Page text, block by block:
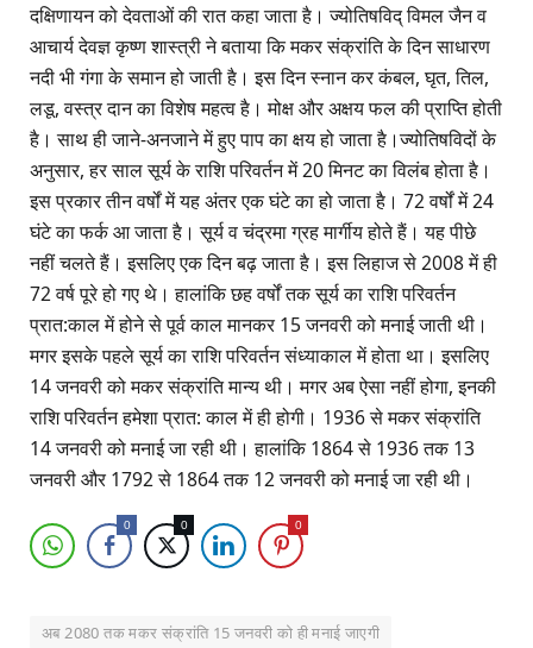
दक्षिणायन को देवताओं की रात कहा जाता है। ज्योतिषविद् विमल जैन व
आचार्य देवज्ञ कृष्ण शास्त्री ने बताया कि मकर संक्रांति के दिन साधारण
नदी भी गंगा के समान हो जाती है। इस दिन स्नान कर कंबल, घृत, तिल,
लडू, वस्त्र दान का विशेष महत्व है। मोक्ष और अक्षय फल की प्राप्ति होती
है। साथ ही जाने-अनजाने में हुए पाप का क्षय हो जाता है।ज्योतिषविदों के
अनुसार, हर साल सूर्य के राशि परिवर्तन में 20 मिनट का विलंब होता है।
इस प्रकार तीन वर्षों में यह अंतर एक घंटे का हो जाता है। 72 वर्षों में 24
घंटे का फर्क आ जाता है। सूर्य व चंद्रमा ग्रह मार्गीय होते हैं। यह पीछे
नहीं चलते हैं। इसलिए एक दिन बढ़ जाता है। इस लिहाज से 2008 में ही
72 वर्ष पूरे हो गए थे। हालांकि छह वर्षों तक सूर्य का राशि परिवर्तन
प्रात:काल में होने से पूर्व काल मानकर 15 जनवरी को मनाई जाती थी।
मगर इसके पहले सूर्य का राशि परिवर्तन संध्याकाल में होता था। इसलिए
14 जनवरी को मकर संक्रांति मान्य थी। मगर अब ऐसा नहीं होगा, इनकी
राशि परिवर्तन हमेशा प्रात: काल में ही होगी। 1936 से मकर संक्रांति
14 जनवरी को मनाई जा रही थी। हालांकि 1864 से 1936 तक 13
जनवरी और 1792 से 1864 तक 12 जनवरी को मनाई जा रही थी।
0 0 0
अब 2080 तक मकर संक्रांति 15 जनवरी को ही मनाई जाएगी